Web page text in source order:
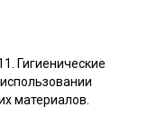
Гигиенические
материалов.